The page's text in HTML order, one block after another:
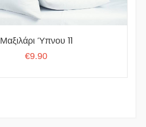
Μαξιλάρι Ύπνου 11
€9.90